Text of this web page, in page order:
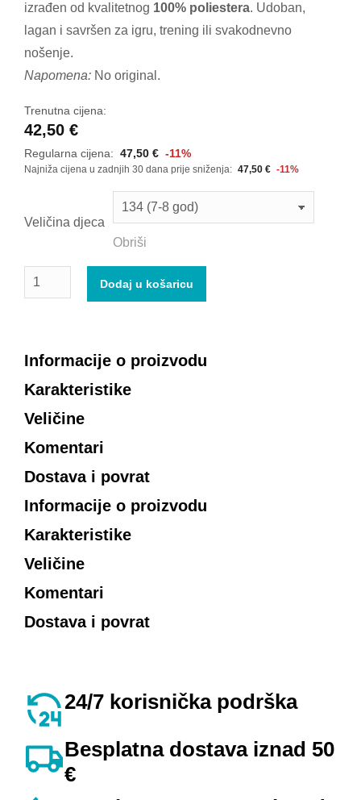
izrađen od kvalitetnog 100% poliestera. Udoban,
lagan i savršen za igru, trening ili svakodnevno
nošenje.
Napomena: No original.
Trenutna cijena:
42,50 €
Regularna cijena: 47,50 € -11%
Najniža cijena u zadnjih 30 dana prije sniženja: 47,50 € -11%
Veličina djeca
Obriši
Dodaj u košaricu
Informacije o proizvodu
Karakteristike
Veličine
Komentari
Dostava i povrat
Informacije o proizvodu
Karakteristike
Veličine
Komentari
Dostava i povrat
24/7 korisnička podrška
Besplatna dostava iznad 50
€